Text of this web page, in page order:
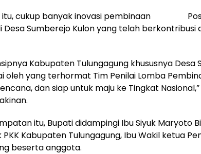
itu, cukup banyak inovasi pembinaan
Desa Sumberejo Kulon yang telah berkontribusi
Kabupaten Tulungagung khususnya Desa
oleh yang terhormat Tim Penilai Lomba
dan siap untuk maju ke Tingkat
itu, Bupati didampingi Ibu Siyuk Maryoto
PKK Kabupaten Tulungagung, Ibu Wakil ketua
beserta anggota.